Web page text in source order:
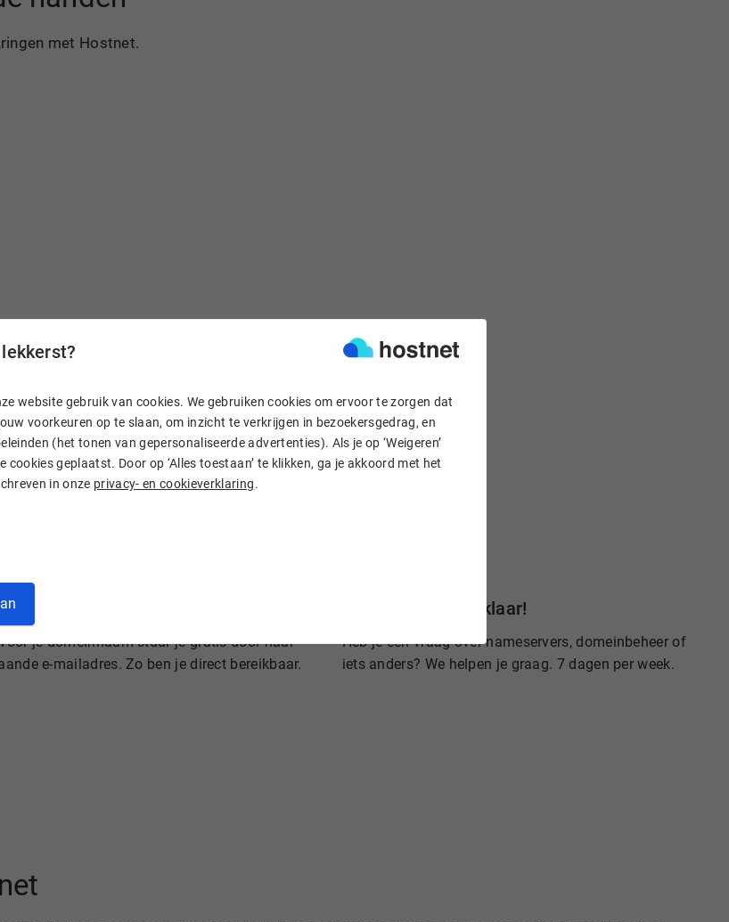
website gebruik van cookies. We gebruiken cookies om ervoor te zorgen dat
voorkeuren op te slaan, om inzicht te verkrijgen in bezoekersgedrag, en
(het tonen van gepersonaliseerde advertenties). Als je op ‘Weigeren’
cookies geplaatst. Door op ‘Alles toestaan’ te klikken, ga je akkoord met het
in onze privacy- en cookieverklaring.
met Hostnet.
Dan
e-mail doorsturen
je domeinnaam stuur je gratis door naar
e-mailadres. Zo ben je direct bereikbaar.
Wij staan voor je klaar!
Heb je een vraag over nameservers, domeinbeheer of
iets anders? We helpen je graag. 7 dagen per week.